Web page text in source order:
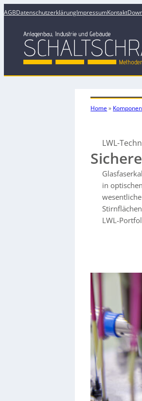
AGBDatenschutzerklärungImpressumKontakt
Home»
LWL-
in
LWL-